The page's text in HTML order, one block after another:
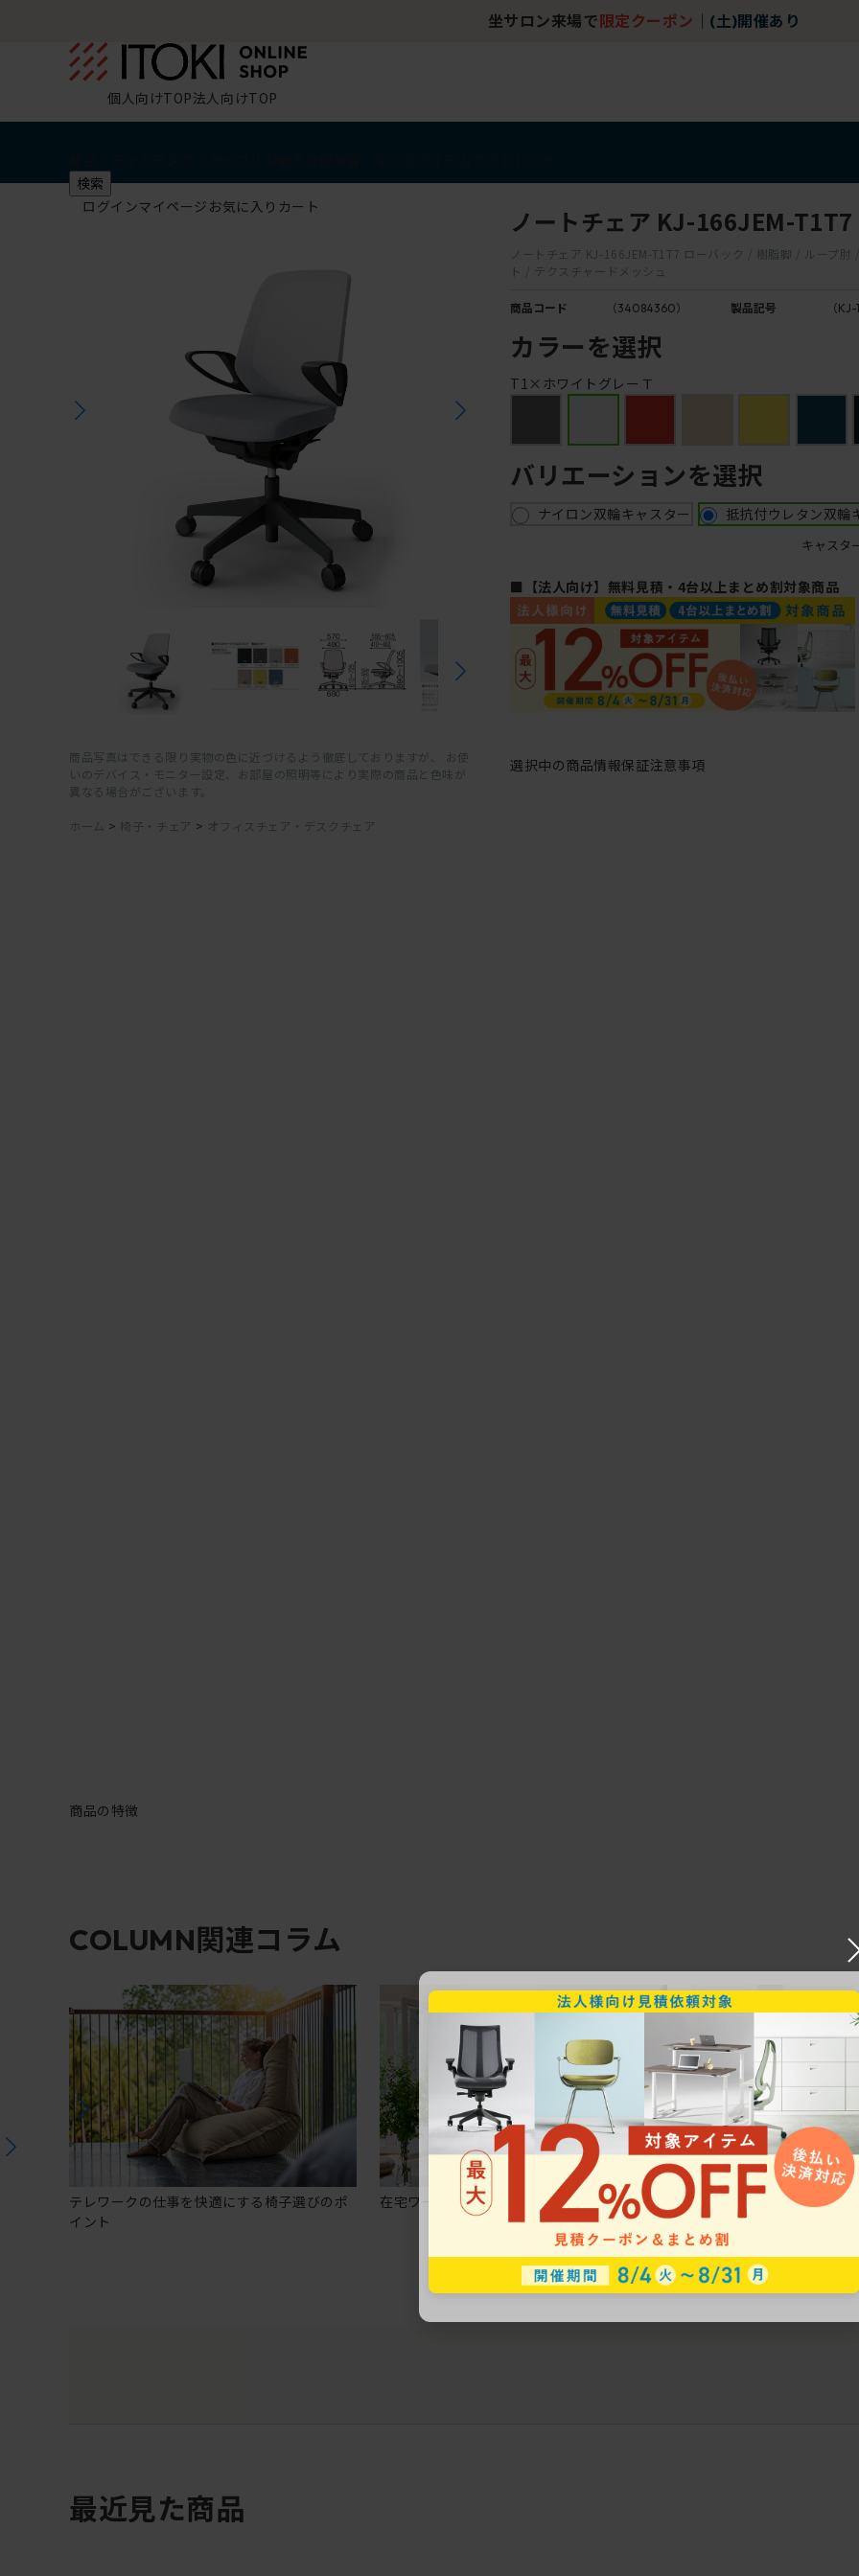
坐サロン来場で 限定クーポン (土)開催あり
個人向けTOP法人向けTOP
検索
ログインマイページ お気に入り カート
商品写真はできる限り実物の色に近づけるよう徹底しておりますが、 お使
いのデバイス・モニター設定、お部屋の照明等により実際の商品と色味が
異なる場合がございます。
ホーム > 椅子・チェア > オフィスチェア・デスクチェア
ノートチェア KJ-166JEM-T1T7
ノートチェア KJ-166JEM-T1T7 ローバック / 樹脂脚 / ループ肘
ト / テクスチャードメッシュ
商品コード （34084360） 製品記号 （
カラーを選択
T1×ホワイトグレーＴ
バリエーションを選択
ナイロン双輪キャスター 抵抗付ウレタン双輪
キャスタ
■【法人向け】無料見積・4台以上まとめ割対象商品
選択中の商品情報保証注意事項
商品の特徴
COLUMN関連コラム
テレワークの仕事を快適にする椅子選びのポ
イント
在宅ワークにおすすめのオフィスチェア5選
椅子に座っているのに疲
疲れにくいチェアの選び方
最近見た商品